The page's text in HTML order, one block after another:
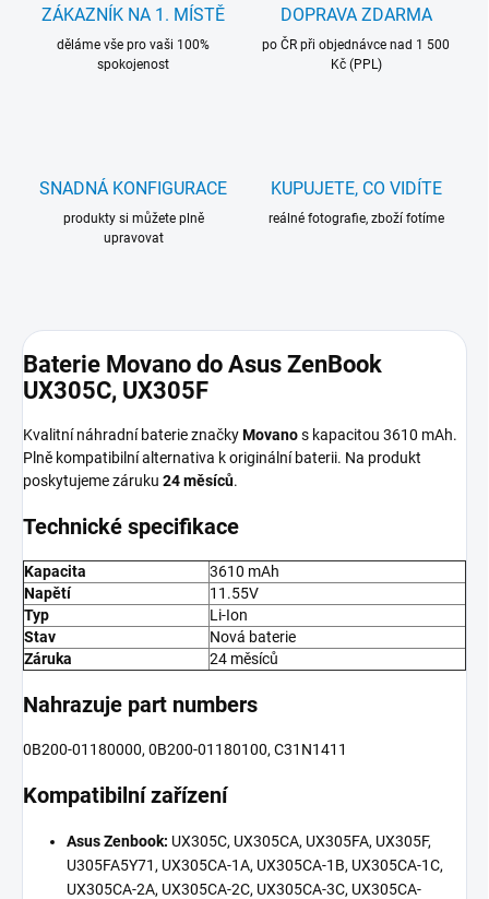
ZÁKAZNÍK NA 1. MÍSTĚ
děláme vše pro vaši 100%
spokojenost
DOPRAVA ZDARMA
po ČR při objednávce nad 1 500
Kč (PPL)
SNADNÁ KONFIGURACE
produkty si můžete plně
upravovat
KUPUJETE, CO VIDÍTE
reálné fotografie, zboží fotíme
Baterie Movano do Asus ZenBook
UX305C, UX305F
Kvalitní náhradní baterie značkyMovanos kapacitou 3610 mAh.
Plně kompatibilní alternativa k originální baterii. Na produkt
poskytujeme záruku 24 měsíců.
Technické specifikace
Kapacita
3610 mAh
Napětí
11.55V
Typ
Li-Ion
Stav
Nová baterie
Záruka
24 měsíců
Nahrazuje part numbers
0B200-01180000, 0B200-01180100, C31N1411
Kompatibilní zařízení
Asus Zenbook: UX305C, UX305CA, UX305FA, UX305F,
U305FA5Y71, UX305CA-1A, UX305CA-1B, UX305CA-1C,
UX305CA-2A, UX305CA-2C, UX305CA-3C, UX305CA-